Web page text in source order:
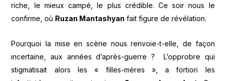
riche, le mieux campé, le plus crédible. Ce soir nous le
confirme, où Ruzan Mantashyan fait figure de révélation.
Pourquoi la mise en scène nous renvoie-t-elle, de façon
incertaine, aux années d’après-guerre ? L’opprobre qui
stigmatisait alors les « filles-mères », a fortiori les